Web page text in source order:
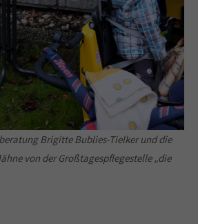
Brigitte Bublies-Tielker und die
von der Großtagespflegestelle „die